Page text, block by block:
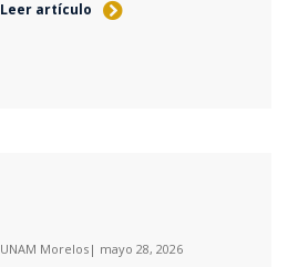
Leer artículo
UNAM Morelos | mayo 28, 2026